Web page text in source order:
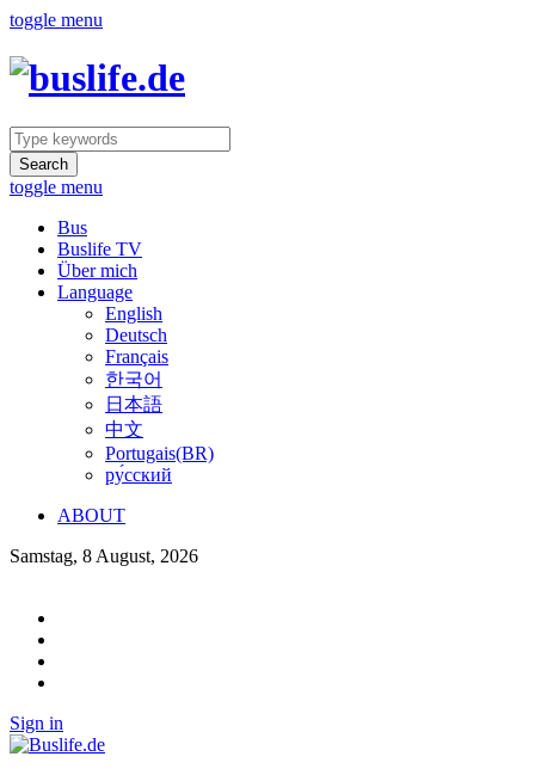
toggle menu
Search
toggle menu
Bus
Buslife TV
Über mich
Language
English
Deutsch
Français
한국어
日本語
中文
Portugais(BR)
ру́сский
ABOUT
Samstag, 8 August, 2026
Sign in